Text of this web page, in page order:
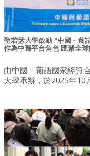
聖若瑟大學啟動 "中國 - 葡
作為中葡平台角色 匯聚全
由中國 – 葡語國家經貿
大學承辦，於2025年10